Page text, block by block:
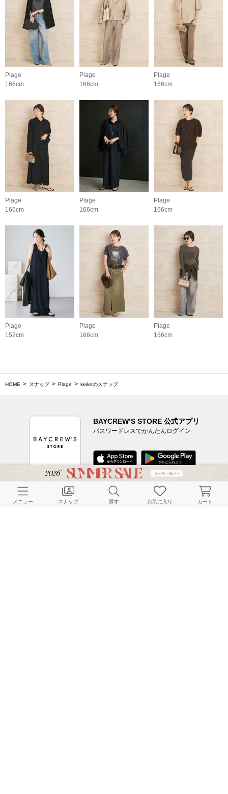
Plage
166cm
Plage
166cm
Plage
166cm
Plage
166cm
Plage
166cm
Plage
166cm
Plage
152cm
Plage
166cm
Plage
166cm
HOME スナップ Plage keikoのスナップ
BAYCREW’S STORE 公式アプリ
パスワードレスでかんたんログイン
CUSTOMER SERVICE
メニュー スナップ 探す お気に入り カート